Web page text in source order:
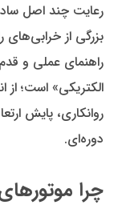
رعایت چند اصل
بزرگی از خرابی‌های
راهنمای عملی و
الکتریکی» است؛
روانکاری، پایش
دوره‌ای.
چرا موتورهای